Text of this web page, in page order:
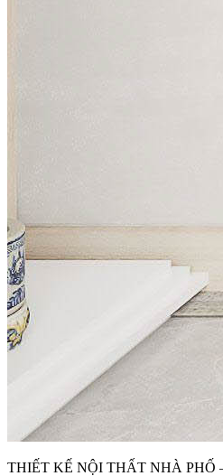
THIẾT KẾ NỘI THẤT NHÀ PHỐ